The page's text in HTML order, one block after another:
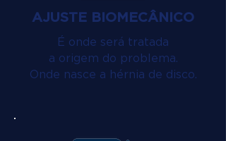
AJUSTE BIOMECÂNICO
É onde será tratada
a origem do problema.
Onde nasce a hérnia de disco.